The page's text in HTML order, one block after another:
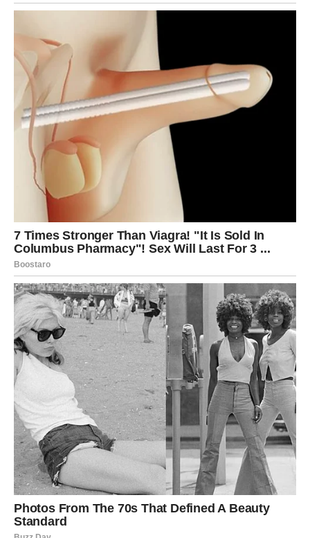
Škorpija
Škorpijama sedmica donosi iskrena priznanja i mnogo
više bliskosti. Jedna osoba odlučiće da vam kaže ono što
je dugo čuvala u sebi.
Zauzete Škorpije očekuju mnogo lepih zajedničkih
trenutaka sa partnerom.
Strelac
Strelčevima ljubav dolazi kroz putovanje, druženje ili
novo poznanstvo. Osoba koju upoznate mogla bi veoma
brzo postati neko bez koga više nećete moći da zamislite
svakodnevicu.
Pred vama su dani puni lepih emocija.
Jarac
Jarčevima sedmica donosi sigurnost i stabilnost u ljubavi.
Partner će vam pokazati koliko mu značite, dok slobodni
Jarčevi imaju velike šanse da upoznaju osobu sa kojom
će lako ostvariti duboku povezanost.